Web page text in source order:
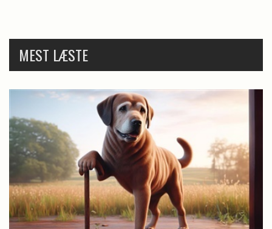
MEST LÆSTE